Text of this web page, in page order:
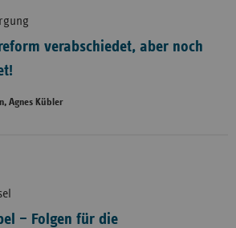
verabschiedet, aber noch
Agnes Kübler
– Folgen für die